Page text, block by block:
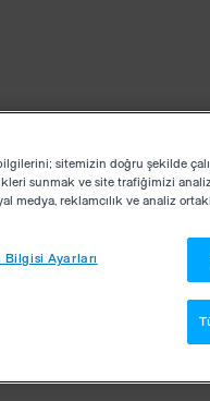
bilgilerini; sitemizin doğru şekilde
sunmak ve site trafiğimizi
medya, reklamcılık ve analiz
Bilgisi Ayarları